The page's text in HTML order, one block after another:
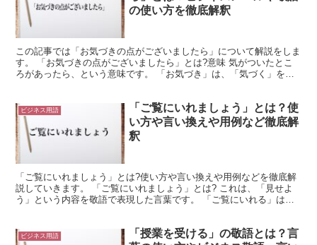
の使い方を徹底解釈
この記事では「お気づきの点がございましたら」について解説をしま
す。 「お気づきの点がございましたら」とは?意味 気がついたとこ
ろがあったら、という意味です。 「お気づき」は、「気づく」を相
ビジネス用語
「ご覧にいれましょう」とは？使
い方や言い換えや用例など徹底解
釈
「ご覧にいれましょう」とは?使い方や言い換えや用例などを徹底解
説していきます。 「ご覧にいれましょう」とは? これは、「見せよ
う」という内容を敬語で表現した言葉です。 「ご覧にいれる」は
ビジネス用語
「授業を受ける」の敬語とは？言